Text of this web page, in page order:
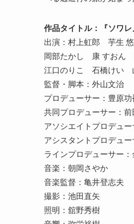
作品タイトル：『ソワレ
出演：村上虹郎 芋生 悠
岡部たかし 康 すおん
江口のりこ 石橋けい
監督・脚本：外山文治
プロデューサー：豊原
共同プロデューサー：
アソシエイトプロデュ
アシスタントプロデュ
ラインプロデューサー
音楽：朝岡さやか
音楽監督：亀井登志夫
撮影：池田直矢
照明：舘野秀樹